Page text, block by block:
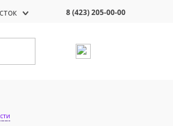
8 (423) 205-00-00